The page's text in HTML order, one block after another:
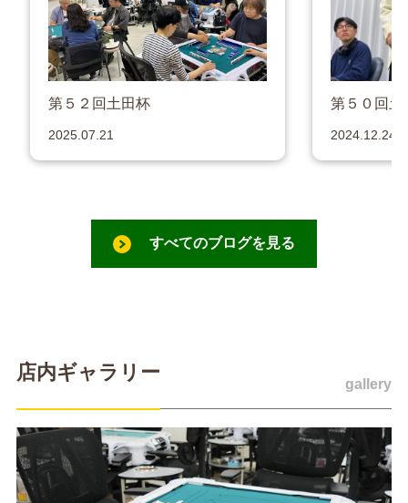
第５２回土田杯
2025.07.21
第５０回土
2024.12.24
すべてのブログを見る
店内ギャラリー gallery